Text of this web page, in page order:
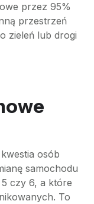
przez 95%
przestrzeń
zieleń lub drogi
osób
samochodu
czy 6, a które
To